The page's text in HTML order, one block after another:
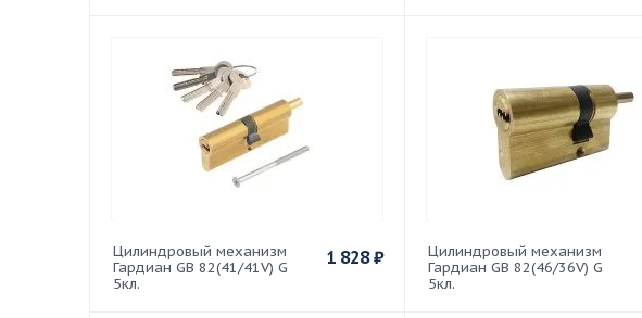
Цилиндровый механизм
Гардиан GB 82(41/41V) G
5кл.
1 828₽
Цилиндровый механизм
Гардиан GB 82(46/36V) G
5кл.